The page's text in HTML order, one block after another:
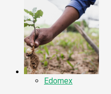
Edomex